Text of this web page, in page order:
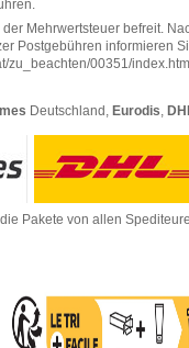
Mehrwertsteuer befreit.
Postgebühren informieren
zu_beachten/00351/
Deutschland, Eurodis,
Pakete von allen